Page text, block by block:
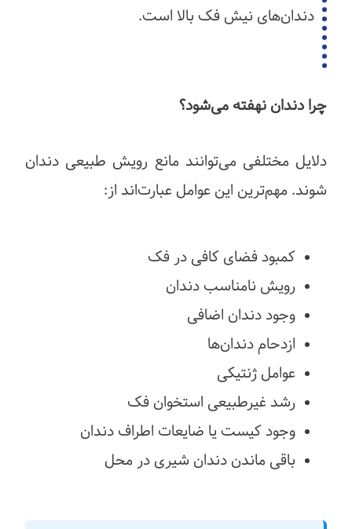
دندان‌های نیش فک بالا است.
چرا دندان نهفته می‌شود؟
دلایل مختلفی می‌توانند مانع رویش طبیعی دندان
شوند. مهم‌ترین این عوامل عبارت‌اند از:
کمبود فضای کافی در فک
رویش نامناسب دندان
وجود دندان اضافی
ازدحام دندان‌ها
عوامل ژنتیکی
رشد غیرطبیعی استخوان فک
وجود کیست یا ضایعات اطراف دندان
باقی ماندن دندان شیری در محل